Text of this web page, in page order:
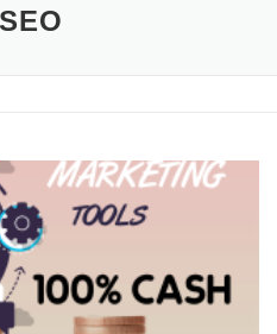
BETREIBER
SEO